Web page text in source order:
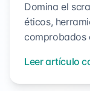
Domina el
éticos,
comprobados
directrices de
Leer artículo